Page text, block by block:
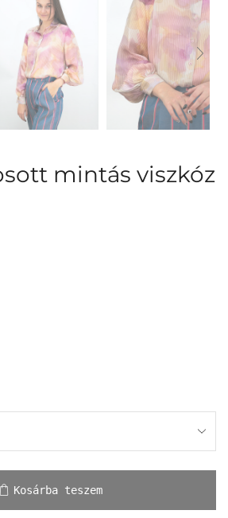
mintás viszkóz
Kosárba teszem